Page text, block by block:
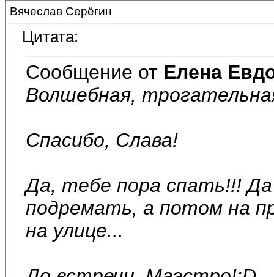
Вячеслав Серёгин
Цитата:
Сообщение от Елена
Волшебная,
Спасибо, Слава!
Да, тебе пора спать!!!
подремать, а потом на
на улице...